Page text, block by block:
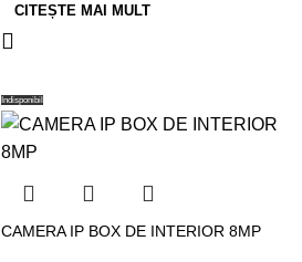
CITEȘTE MAI MULT
Indisponibil
CAMERA IP BOX DE INTERIOR 8MP